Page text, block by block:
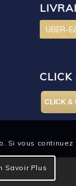
UBER-
CLICK
CLICK &
vous
Savoir Plus